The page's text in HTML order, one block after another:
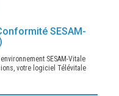
SESAM-
SESAM-Vitale
votre logiciel Télévitale